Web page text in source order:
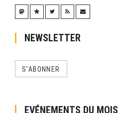
NEWSLETTER
S'ABONNER
EVÉNEMENTS DU MOIS